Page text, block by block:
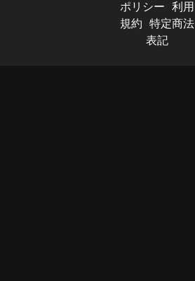
ポリシー
利用
規約
特定商法
表記